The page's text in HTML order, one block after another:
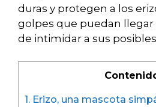
duras y protegen a los
golpes que puedan llegar
de intimidar a sus
1. Erizo, una mascota